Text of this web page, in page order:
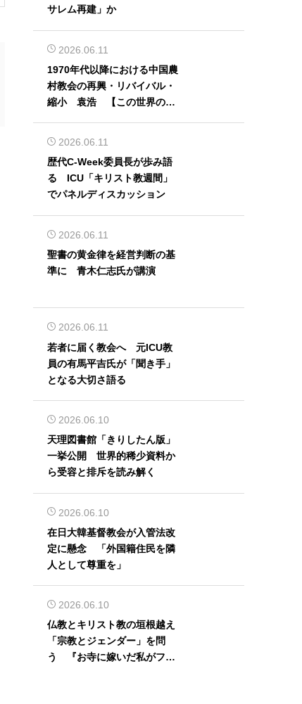
サレム再建」か
2026.06.11
1970年代以降における中国農
村教会の再興・リバイバル・
縮小 袁浩 【この世界の片
2026.06.11
歴代C-Week委員長が歩み語
る ICU「キリスト教週間」
でパネルディスカッション
2026.06.11
聖書の黄金律を経営判断の基
準に 青木仁志氏が講演
2026.06.11
若者に届く教会へ 元ICU教
員の有馬平吉氏が「聞き手」
となる大切さ語る
2026.06.10
天理図書館「きりしたん版」
一挙公開 世界的稀少資料か
ら受容と排斥を読み解く
2026.06.10
在日大韓基督教会が入管法改
定に懸念 「外国籍住民を隣
人として尊重を」
2026.06.10
仏教とキリスト教の垣根越え
「宗教とジェンダー」を問
う 『お寺に嫁いだ私がフェ